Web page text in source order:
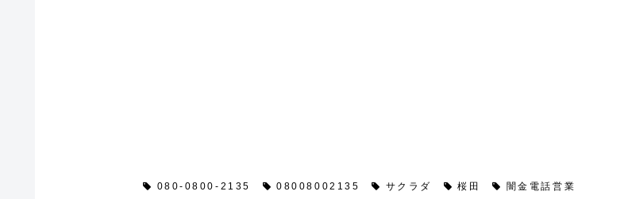
080-0800-2135 08008002135 サクラダ 桜田 闇金電話営業